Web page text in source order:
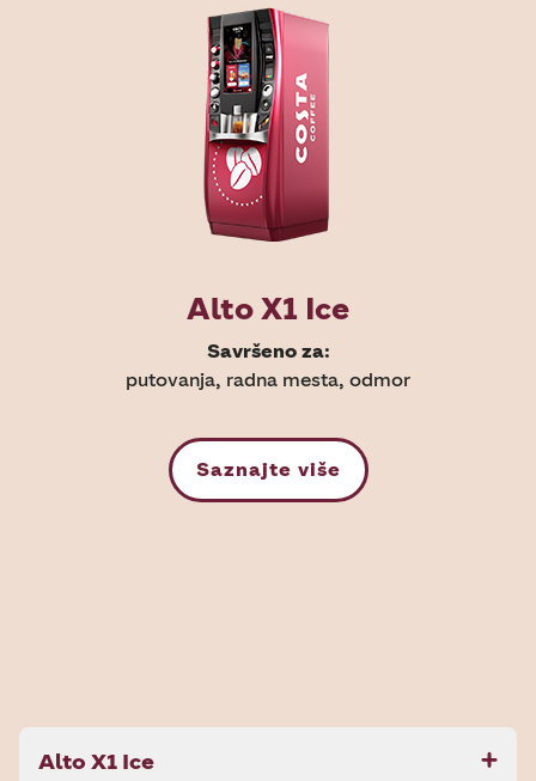
Alto X1 Ice
Savršeno za:
putovanja, radna mesta, odmor
Saznajte više
Alto X1 Ice